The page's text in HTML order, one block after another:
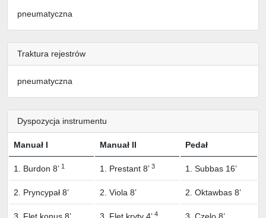
pneumatyczna
Traktura rejestrów
pneumatyczna
Dyspozycja instrumentu
Manuał I Manuał II Pedał
1. Burdon 8’ 1 1. Prestant 8’ 3 1. Subbas 16’
2. Pryncypał 8’ 2. Viola 8’ 2. Oktawbas 8’
4